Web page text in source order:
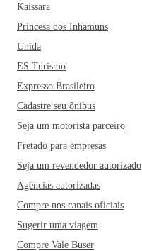
Kaissara
Princesa dos Inhamuns
Unida
ES Turismo
Expresso Brasileiro
Cadastre seu ônibus
Seja um motorista parceiro
Fretado para empresas
Seja um revendedor autorizado
Agências autorizadas
Compre nos canais oficiais
Sugerir uma viagem
Compre Vale Buser